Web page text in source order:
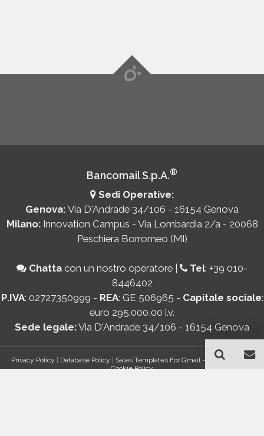
Bancomail S.p.A.®
Sedi Operative:
Genova: Via D'Andrade 34/106 - 16154 Genova
Milano: Innovation Campus - Via Lombardia 2/a - 20068
Peschiera Borromeo (MI)
Chatta con un nostro operatore | Tel: +39 010-
8446402
P.IVA: 02727350999 - REA: GE 506965 - Capitale sociale:
euro 295.000,00 i.v.
Sede legale:Via D'Andrade 34/106 - 16154 Genova
Privacy Policy | Database Policy | Sales Templates For Gmail - AddOn Policy|
Cookie Policy